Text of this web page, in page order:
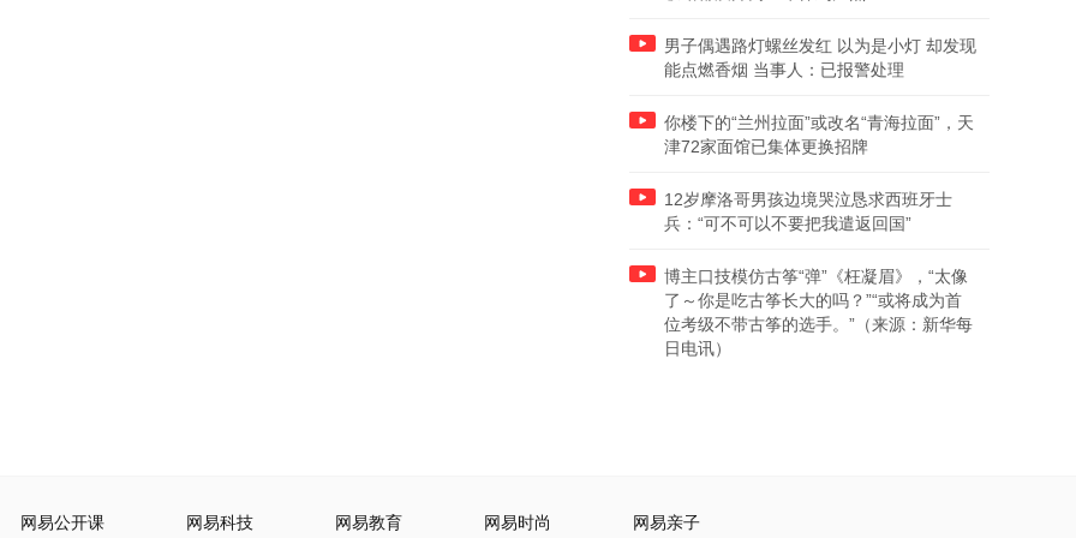
男子偶遇路灯螺丝发红 以为是小灯 却发现
能点燃香烟 当事人：已报警处理
你楼下的“兰州拉面”或改名“青海拉面”，天
津72家面馆已集体更换招牌
12岁摩洛哥男孩边境哭泣恳求西班牙士
兵：“可不可以不要把我遣返回国”
博主口技模仿古筝“弹”《枉凝眉》，“太像
了～你是吃古筝长大的吗？”“或将成为首
位考级不带古筝的选手。”（来源：新华每
日电讯）
网易公开课 网易科技 网易教育 网易时尚 网易亲子